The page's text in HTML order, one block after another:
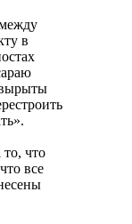
в
вырыты
что
все